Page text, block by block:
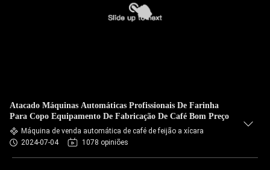
Atacado Máquinas Automáticas Profissionais De Farinha
Para Copo Equipamento De Fabricação De Café Bom Preço
Máquina de venda automática de café de feijão a xícara
2024-07-04
1078 opiniões